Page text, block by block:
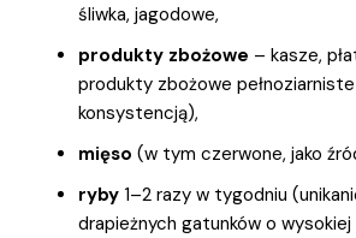
śliwka, jagodowe,
produkty zbożowe – kasze,
produkty zbożowe
konsystencją),
mięso (w tym czerwone, jako
ryby 1–2 razy w tygodniu
drapieżnych gatunków o